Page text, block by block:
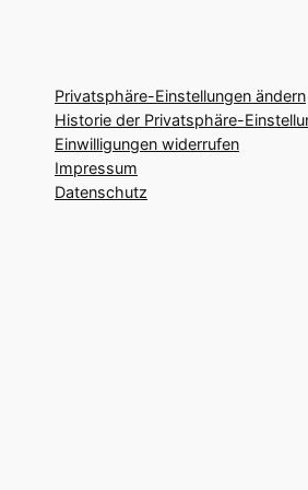
Privatsphäre-Einstellungen ändern
Historie der Privatsphäre-
Einwilligungen widerrufen
Impressum
Datenschutz